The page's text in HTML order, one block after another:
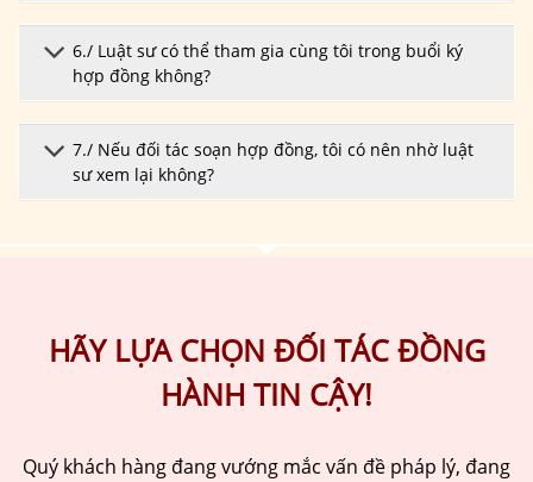
6./ Luật sư có thể tham gia cùng tôi trong buổi ký
hợp đồng không?
7./ Nếu đối tác soạn hợp đồng, tôi có nên nhờ luật
sư xem lại không?
HÃY LỰA CHỌN ĐỐI TÁC ĐỒNG
HÀNH TIN CẬY!
Quý khách hàng đang vướng mắc vấn đề pháp lý, đang